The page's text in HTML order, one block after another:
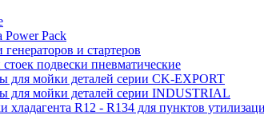
Power Pack
и стартеров
подвески пневматические
для мойки деталей серии CK-EXPORT
для мойки деталей серии INDUSTRIAL
хладагента R12 - R134 для пунктов